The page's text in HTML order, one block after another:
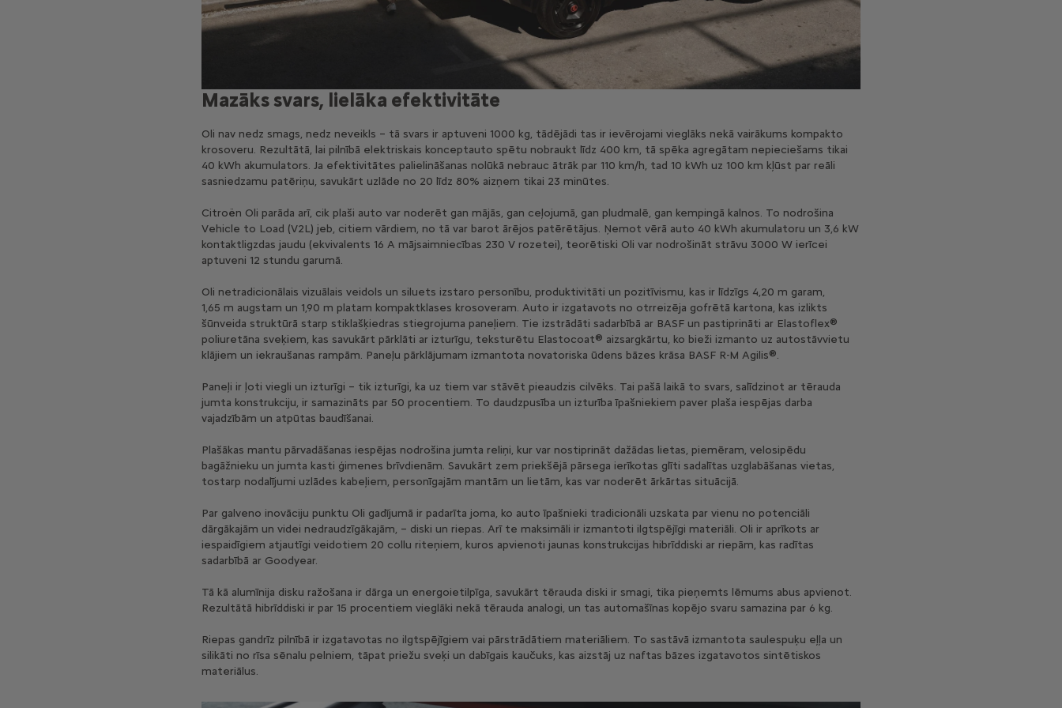
Mazāks svars, lielāka efektivitāte
Oli nav nedz smags, nedz neveikls – tā svars ir aptuveni 1000 kg, tādējādi tas ir ievērojami vieglāks nekā vairākums kompakto
krosoveru. Rezultātā, lai pilnībā elektriskais konceptauto spētu nobraukt līdz 400 km, tā spēka agregātam nepieciešams tikai
40 kWh akumulators. Ja efektivitātes palielināšanas nolūkā nebrauc ātrāk par 110 km/h, tad 10 kWh uz 100 km kļūst par reāli
sasniedzamu patēriņu, savukārt uzlāde no 20 līdz 80% aizņem tikai 23 minūtes.
Citroën Oli parāda arī, cik plaši auto var noderēt gan mājās, gan ceļojumā, gan pludmalē, gan kempingā kalnos. To nodrošina
Vehicle to Load (V2L) jeb, citiem vārdiem, no tā var barot ārējos patērētājus. Ņemot vērā auto 40 kWh akumulatoru un 3,6 kW
kontaktligzdas jaudu (ekvivalents 16 A mājsaimniecības 230 V rozetei), teorētiski Oli var nodrošināt strāvu 3000 W ierīcei
aptuveni 12 stundu garumā.
Oli netradicionālais vizuālais veidols un siluets izstaro personību, produktivitāti un pozitīvismu, kas ir līdzīgs 4,20 m garam,
1,65 m augstam un 1,90 m platam kompaktklases krosoveram. Auto ir izgatavots no otrreizēja gofrētā kartona, kas izlikts
šūnveida struktūrā starp stiklašķiedras stiegrojuma paneļiem. Tie izstrādāti sadarbībā ar BASF un pastiprināti ar Elastoflex®
poliuretāna sveķiem, kas savukārt pārklāti ar izturīgu, teksturētu Elastocoat® aizsargkārtu, ko bieži izmanto uz autostāvvietu
klājiem un iekraušanas rampām. Paneļu pārklājumam izmantota novatoriska ūdens bāzes krāsa BASF R-M Agilis®.
Paneļi ir ļoti viegli un izturīgi – tik izturīgi, ka uz tiem var stāvēt pieaudzis cilvēks. Tai pašā laikā to svars, salīdzinot ar tērauda
jumta konstrukciju, ir samazināts par 50 procentiem. To daudzpusība un izturība īpašniekiem paver plaša iespējas darba
vajadzībām un atpūtas baudīšanai.
Plašākas mantu pārvadāšanas iespējas nodrošina jumta reliņi, kur var nostiprināt dažādas lietas, piemēram, velosipēdu
bagāžnieku un jumta kasti ģimenes brīvdienām. Savukārt zem priekšējā pārsega ierīkotas glīti sadalītas uzglabāšanas vietas,
tostarp nodalījumi uzlādes kabeļiem, personīgajām mantām un lietām, kas var noderēt ārkārtas situācijā.
Par galveno inovāciju punktu Oli gadījumā ir padarīta joma, ko auto īpašnieki tradicionāli uzskata par vienu no potenciāli
dārgākajām un videi nedraudzīgākajām, – diski un riepas. Arī te maksimāli ir izmantoti ilgtspējīgi materiāli. Oli ir aprīkots ar
iespaidīgiem atjautīgi veidotiem 20 collu riteņiem, kuros apvienoti jaunas konstrukcijas hibrīddiski ar riepām, kas radītas
sadarbībā ar Goodyear.
Tā kā alumīnija disku ražošana ir dārga un energoietilpīga, savukārt tērauda diski ir smagi, tika pieņemts lēmums abus apvienot.
Rezultātā hibrīddiski ir par 15 procentiem vieglāki nekā tērauda analogi, un tas automašīnas kopējo svaru samazina par 6 kg.
Riepas gandrīz pilnībā ir izgatavotas no ilgtspējīgiem vai pārstrādātiem materiāliem. To sastāvā izmantota saulespuķu eļļa un
silikāti no rīsa sēnalu pelniem, tāpat priežu sveķi un dabīgais kaučuks, kas aizstāj uz naftas bāzes izgatavotos sintētiskos
materiālus.